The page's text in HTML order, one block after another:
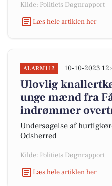
Kilde: Politiets Døgnrapport
Læs hele artiklen her
ALARM112 10-10-2023
Ulovlig
unge mænd fra
indrømmer
Undersøgelse af
Odsherred
Kilde: Politiets Døgnrapport
Læs hele artiklen her